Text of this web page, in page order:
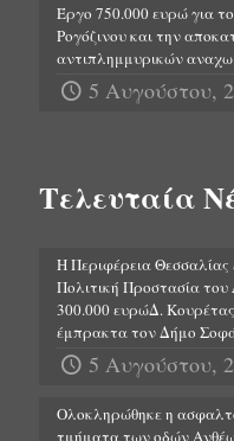
Έργο 750.000 ευρώ για
Ρογόζινου και την
αντιπλημμυρικών
5 Αυγούστου,
Τελευταία
Η Περιφέρεια Θεσσαλίας
Πολιτική Προστασία
300.000 ευρώΔ.
έμπρακτα τον Δήμο
5 Αυγούστου,
Ολοκληρώθηκε η
τμήματα των οδών